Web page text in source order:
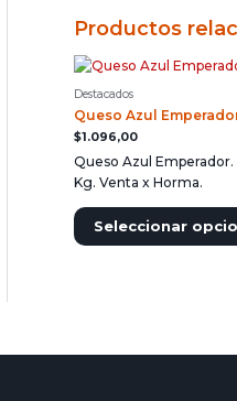
Productos
Destacados
Queso Azul
$1.096,00
Queso Azul Emperador.
Kg. Venta x Horma.
Seleccionar